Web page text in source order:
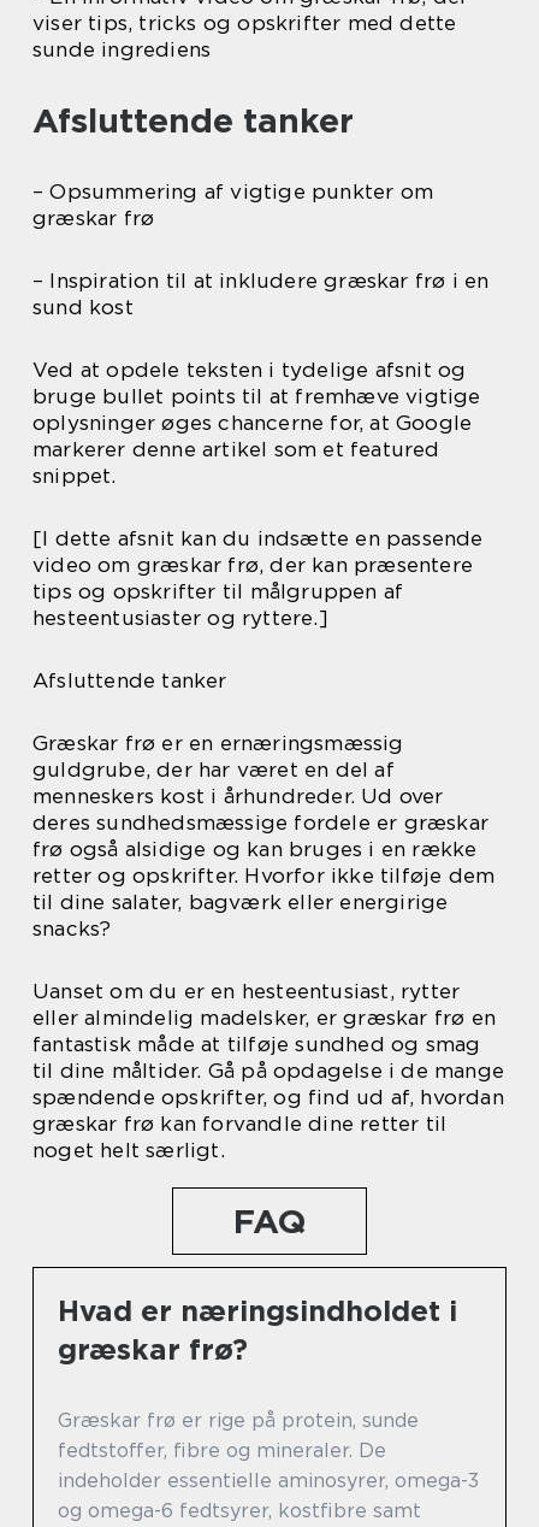
viser tips, tricks og opskrifter med dette
sunde ingrediens
Afsluttende tanker
– Opsummering af vigtige punkter om
græskar frø
– Inspiration til at inkludere græskar frø i en
sund kost
Ved at opdele teksten i tydelige afsnit og
bruge bullet points til at fremhæve vigtige
oplysninger øges chancerne for, at Google
markerer denne artikel som et featured
snippet.
[I dette afsnit kan du indsætte en passende
video om græskar frø, der kan præsentere
tips og opskrifter til målgruppen af
hesteentusiaster og ryttere.]
Afsluttende tanker
Græskar frø er en ernæringsmæssig
guldgrube, der har været en del af
menneskers kost i århundreder. Ud over
deres sundhedsmæssige fordele er græskar
frø også alsidige og kan bruges i en række
retter og opskrifter. Hvorfor ikke tilføje dem
til dine salater, bagværk eller energirige
snacks?
Uanset om du er en hesteentusiast, rytter
eller almindelig madelsker, er græskar frø en
fantastisk måde at tilføje sundhed og smag
til dine måltider. Gå på opdagelse i de mange
spændende opskrifter, og find ud af, hvordan
græskar frø kan forvandle dine retter til
noget helt særligt.
FAQ
Hvad er næringsindholdet i
græskar frø?
Græskar frø er rige på protein, sunde
fedtstoffer, fibre og mineraler. De
indeholder essentielle aminosyrer, omega-3
og omega-6 fedtsyrer, kostfibre samt